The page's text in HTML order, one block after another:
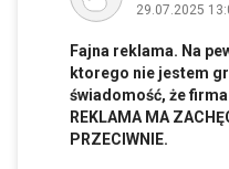
29.07.2025
Fajna reklama. Na
ktorego nie jestem
świadomość, że
REKLAMA MA
PRZECIWNIE.